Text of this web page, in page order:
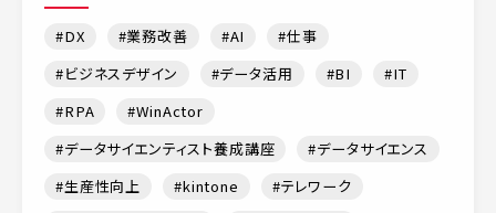
DX 業務改善 AI
仕事
ビジネスデザイン
データ活用 BI
IT
RPA
WinActor
データサイエンティスト養成講座
データサイエンス
生産性向上
kintone
テレワーク